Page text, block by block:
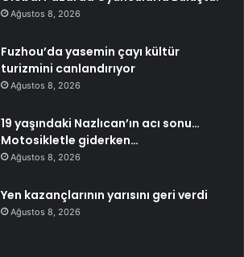
Ağustos 8, 2026
Fuzhou’da yasemin çayı kültür
turizmini canlandırıyor
Ağustos 8, 2026
19 yaşındaki Nazlıcan’ın acı sonu…
Motosikletle giderken…
Ağustos 8, 2026
Yen kazançlarının yarısını geri verdi
Ağustos 8, 2026